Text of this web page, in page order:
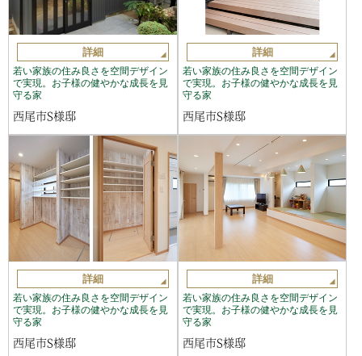
詳細
若い家族の住み良さを空間デザイン
で実現。お子様の健やかな成長を見
守る家
西尾市S様邸
詳細
若い家族の住み良さを空間デザイン
で実現。お子様の健やかな成長を見
守る家
西尾市S様邸
詳細
若い家族の住み良さを空間デザイン
で実現。お子様の健やかな成長を見
守る家
西尾市S様邸
詳細
若い家族の住み良さを空間デザイン
で実現。お子様の健やかな成長を見
守る家
西尾市S様邸